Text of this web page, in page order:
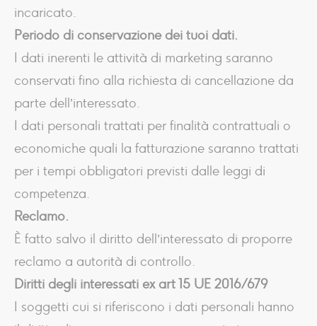
incaricato.
Periodo di conservazione dei tuoi dati.
I dati inerenti le attività di marketing saranno
conservati fino alla richiesta di cancellazione da
parte dell’interessato.
I dati personali trattati per finalità contrattuali o
economiche quali la fatturazione saranno trattati
per i tempi obbligatori previsti dalle leggi di
competenza.
Reclamo.
È fatto salvo il diritto dell’interessato di proporre
reclamo a autorità di controllo.
Diritti degli interessati ex art 15 UE 2016/679
I soggetti cui si riferiscono i dati personali hanno